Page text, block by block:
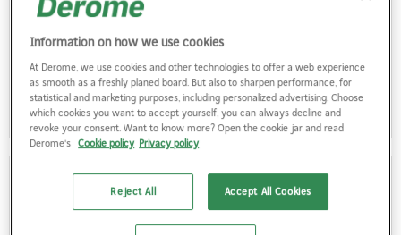
PEFC-certifikat Nässjö
Intyg & certifikat
(99 kb)
PEFC-certifikat Träteknik
Intyg & certifikat
PSI Blad DSH700,
Maskinuthyrning
Information on how we use cookies
At Derome, we use cookies and other technologies to offer a web experience
as smooth as a freshly planed board. But also to sharpen performance, for
statistical and marketing purposes, including personalized advertising. Choose
which cookies you want to accept yourself, you can always decline and
revoke your consent. Want to know more? Open the cookie jar and read
Derome's Cookie policy Privacy policy
Reject All Accept All Cookies